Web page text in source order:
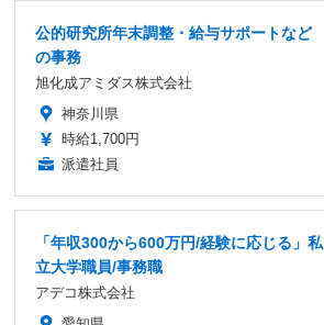
公的研究所年末調整・給与サポートなど
の事務
旭化成アミダス株式会社
神奈川県
時給1,700円
派遣社員
「年収300から600万円/経験に応じる」私
立大学職員/事務職
アデコ株式会社